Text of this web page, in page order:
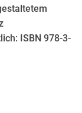
ISBN 978-3-
Verräter dein